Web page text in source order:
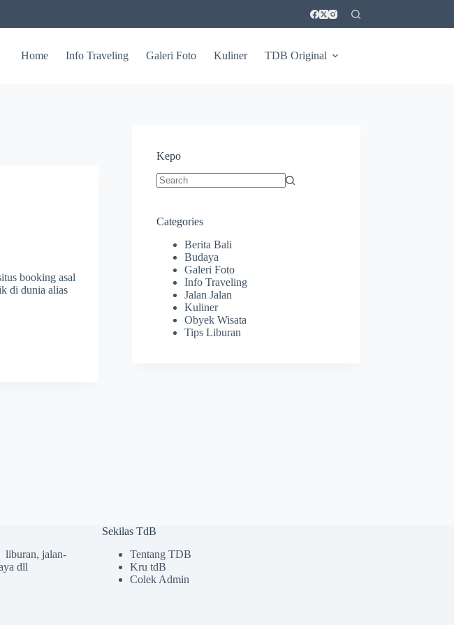
Home Info Traveling Galeri Foto Kuliner TDB Original
booking asal
di dunia alias
Kepo
Categories
Berita Bali
Budaya
Galeri Foto
Info Traveling
Jalan Jalan
Kuliner
Obyek Wisata
Tips Liburan
liburan, jalan-
dll
Sekilas TdB
Tentang TDB
Kru tdB
Colek Admin